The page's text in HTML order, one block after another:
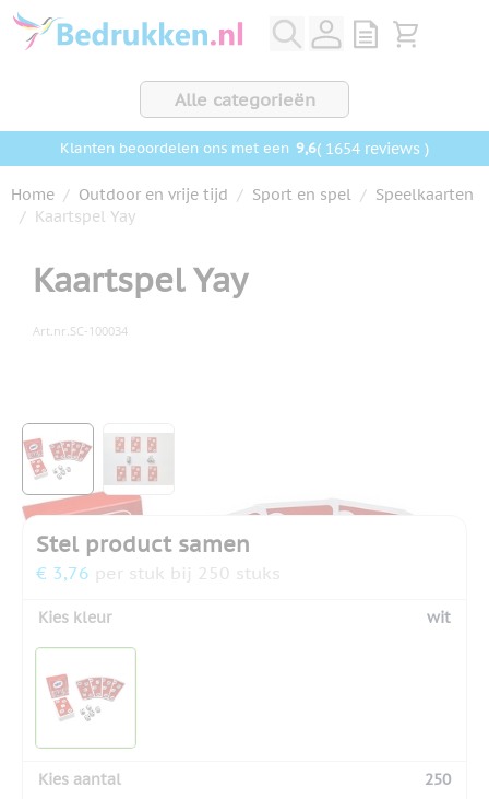
Ga naar de inhoud
View quote,
Bekijk
Alle categorieën
Klanten beoordelen ons met een 9,6( 1654 reviews )
Home / Outdoor en vrije tijd / Sport en spel / Speelkaarten
/ Kaartspel Yay
Kaartspel Yay
Art.nr. SC-100034
View larger imageView larger image
Stel product samen
€ 3,76 per stuk bij 250 stuks
Kies kleur wit
Kies aantal 250